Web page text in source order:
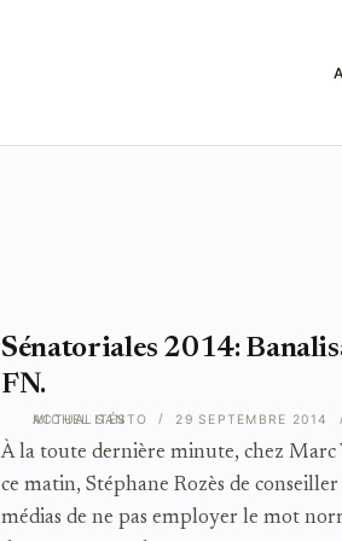
ACTUALITÉS
Sénatoriales 2014:
FN.
À la toute dernière minute, chez Marc
ce matin, Stéphane Rozès de
médias de ne pas employer le mot
MICHEL SANTO 29 SEPTEMBRE 2014